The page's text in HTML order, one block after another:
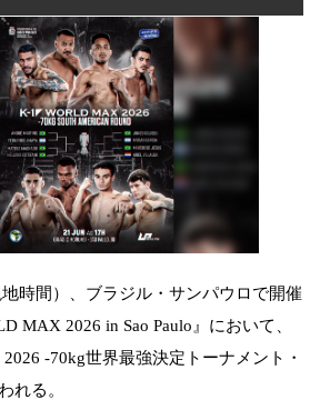
中文（繁體
時間）、ブラジル・サンパウロで開催
MAX 2026 in Sao Paulo』において、
-70kg世界最強決定トーナメント・
れる。